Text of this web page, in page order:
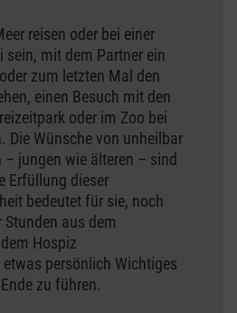
reisen oder bei einer
sein, mit dem Partner ein
zum letzten Mal den
einen Besuch mit den
oder im Zoo bei
Die Wünsche von unheilbar
– jungen wie älteren – sind
Erfüllung dieser
bedeutet für sie, noch
aus dem
Hospiz
persönlich Wichtiges
zu führen.